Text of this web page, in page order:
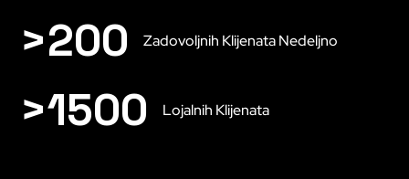
>200 Zadovoljnih Klijenata Nedeljno
>1500 Lojalnih Klijenata